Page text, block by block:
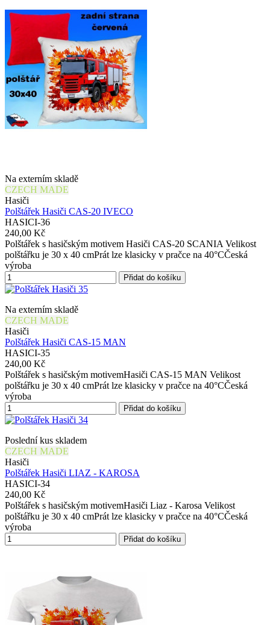
Na externím skladě
CZECH MADE
Hasiči
Polštářek Hasiči CAS-20 IVECO
HASICI-36
240,00 Kč
Polštářek s hasičským motivem Hasiči CAS-20 SCANIA Velikost
polštářku je 30 x 40 cmPrát lze klasicky v pračce na 40°CČeská
výroba
Přidat do košíku
Na externím skladě
CZECH MADE
Hasiči
Polštářek Hasiči CAS-15 MAN
HASICI-35
240,00 Kč
Polštářek s hasičským motivemHasiči CAS-15 MAN Velikost
polštářku je 30 x 40 cmPrát lze klasicky v pračce na 40°CČeská
výroba
Přidat do košíku
Poslední kus skladem
CZECH MADE
Hasiči
Polštářek Hasiči LIAZ - KAROSA
HASICI-34
240,00 Kč
Polštářek s hasičským motivemHasiči Liaz - Karosa Velikost
polštářku je 30 x 40 cmPrát lze klasicky v pračce na 40°CČeská
výroba
Přidat do košíku